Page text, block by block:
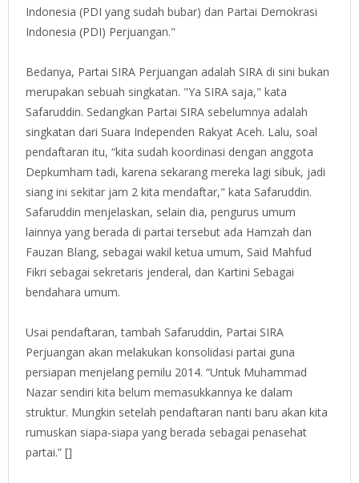
Indonesia (PDI yang sudah bubar) dan Partai Demokrasi
Indonesia (PDI) Perjuangan."
Bedanya, Partai SIRA Perjuangan adalah SIRA di sini bukan
merupakan sebuah singkatan. "Ya SIRA saja," kata
Safaruddin. Sedangkan Partai SIRA sebelumnya adalah
singkatan dari Suara Independen Rakyat Aceh. Lalu, soal
pendaftaran itu, “kita sudah koordinasi dengan anggota
Depkumham tadi, karena sekarang mereka lagi sibuk, jadi
siang ini sekitar jam 2 kita mendaftar," kata Safaruddin.
Safaruddin menjelaskan, selain dia, pengurus umum
lainnya yang berada di partai tersebut ada Hamzah dan
Fauzan Blang, sebagai wakil ketua umum, Said Mahfud
Fikri sebagai sekretaris jenderal, dan Kartini Sebagai
bendahara umum.
Usai pendaftaran, tambah Safaruddin, Partai SIRA
Perjuangan akan melakukan konsolidasi partai guna
persiapan menjelang pemilu 2014. “Untuk Muhammad
Nazar sendiri kita belum memasukkannya ke dalam
struktur. Mungkin setelah pendaftaran nanti baru akan kita
rumuskan siapa-siapa yang berada sebagai penasehat
partai.” []